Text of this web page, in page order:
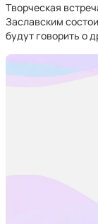
Творческая
Заславским
будут говорить о